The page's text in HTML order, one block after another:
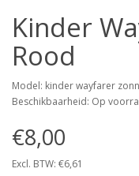
Kinder
Rood
Model: kinder wayfarer
Beschikbaarheid: Op
€8,00
Excl. BTW: €6,61